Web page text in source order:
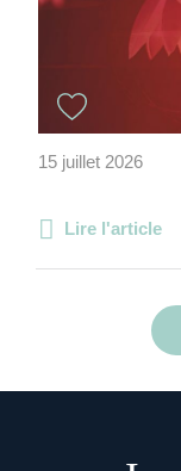
15 juillet 2026
Lire l'article